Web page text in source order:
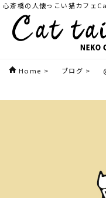
心斎橋の人懐っこい猫カフェ
Home > ブログ >